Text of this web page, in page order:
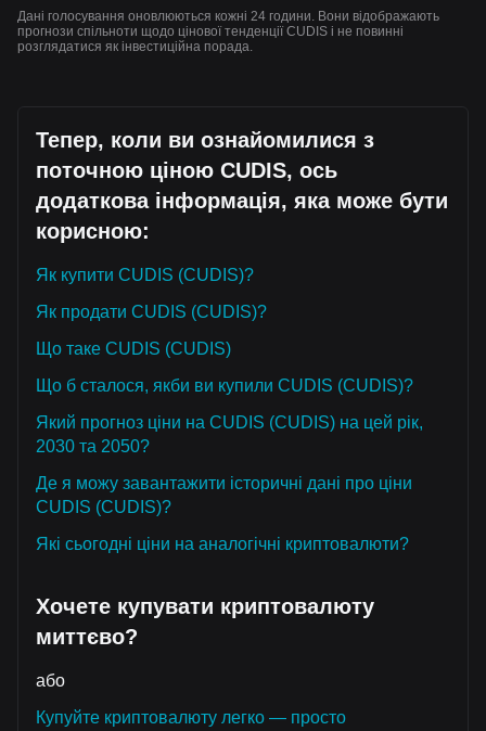
Дані голосування оновлюються кожні 24 години. Вони відображають
прогнози спільноти щодо цінової тенденції CUDIS і не повинні
розглядатися як інвестиційна порада.
Тепер, коли ви ознайомилися з
поточною ціною CUDIS, ось
додаткова інформація, яка може бути
корисною:
Як купити CUDIS (CUDIS)?
Як продати CUDIS (CUDIS)?
Що таке CUDIS (CUDIS)
Що б сталося, якби ви купили CUDIS (CUDIS)?
Який прогноз ціни на CUDIS (CUDIS) на цей рік,
2030 та 2050?
Де я можу завантажити історичні дані про ціни
CUDIS (CUDIS)?
Які сьогодні ціни на аналогічні криптовалюти?
Хочете купувати криптовалюту
миттєво?
або
Купуйте криптовалюту легко — просто